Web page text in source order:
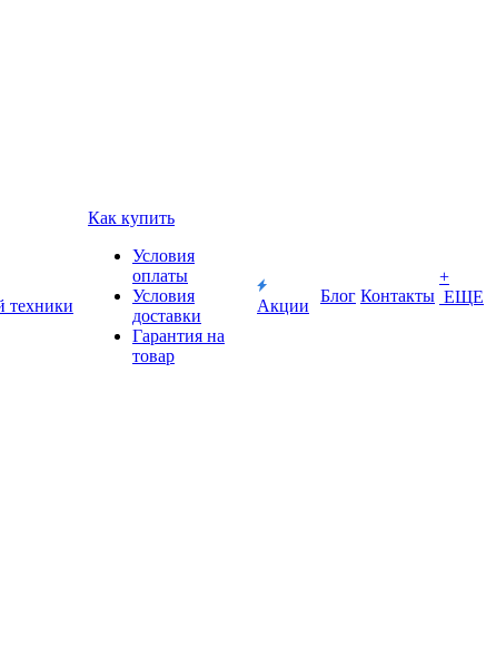
техники
Как купить
Условия
оплаты
Условия
доставки
Гарантия на
товар
Акции
Блог Контакты
+
ЕЩЕ